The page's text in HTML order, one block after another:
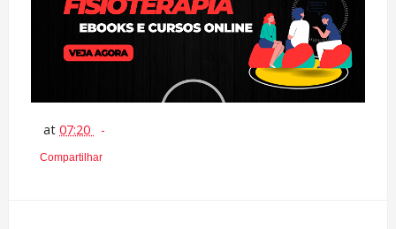
at07:20
Compartilhar